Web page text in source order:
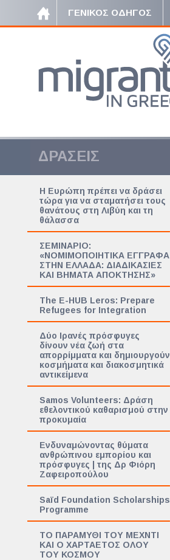
ΓΕΝΙΚΟΣ ΟΔΗΓΟΣ
ΔΡΑΣΕΙΣ
Η Ευρώπη πρέπει να δράσει
τώρα για να σταματήσει τους
θανάτους στη Λιβύη και τη
θάλασσα
ΣΕΜΙΝΑΡΙΟ:
«ΝΟΜΙΜΟΠΟΙΗΤΙΚΑ ΕΓΓΡΑΦΑ
ΣΤΗΝ ΕΛΛΑΔΑ: ΔΙΑΔΙΚΑΣΙΕΣ
ΚΑΙ ΒΗΜΑΤΑ ΑΠΟΚΤΗΣΗΣ»
The E-HUB Leros: Prepare
Refugees for Integration
Δύο Ιρανές πρόσφυγες
δίνουν νέα ζωή στα
απορρίμματα και δημιουργούν
κοσμήματα και διακοσμητικά
αντικείμενα
Samos Volunteers: Δράση
εθελοντικού καθαρισμού στην
προκυμαία
Ενδυναμώνοντας θύματα
ανθρώπινου εμπορίου και
πρόσφυγες | της Δρ Φιόρη
Ζαφειροπούλου
Saïd Foundation Scholarships
Programme
TΟ ΠΑΡΑΜΥΘΙ ΤΟΥ ΜΕΧΝΤΙ
ΚΑΙ Ο ΧΑΡΤΑΕΤΟΣ ΟΛΟΥ
ΤΟΥ ΚΟΣΜΟΥ